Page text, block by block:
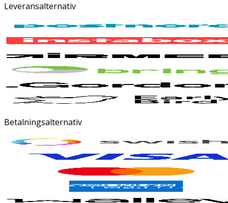
Leveransalternativ
Betalningsalternativ